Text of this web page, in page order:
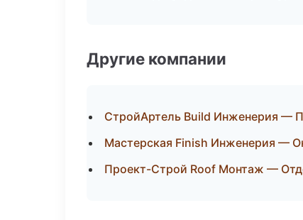
Другие компании
СтройАртель Build Инженерия —
Мастерская Finish Инженерия —
Проект-Строй Roof Монтаж —